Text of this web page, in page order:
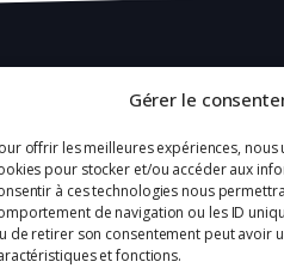
Gérer le
offrir les meilleures expériences,
pour stocker et/ou accéder aux
à ces technologies nous
de navigation ou les ID
de retirer son consentement peut avoir
et fonctions.